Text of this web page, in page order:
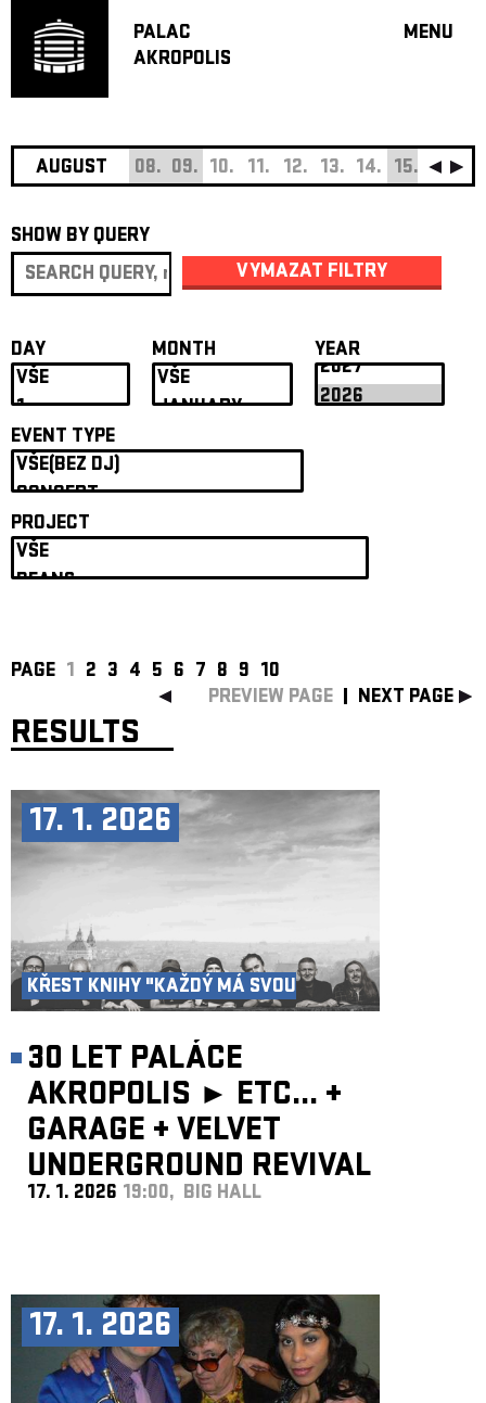
PALAC
AKROPOLIS
MENU
JAZZ
THEATRE
OFF
ABOUT
PROJECTS
AUGUST 08. 09. 10. 11. 12. 13. 14. 15. 16.
SHOW BY QUERY
VYMAZAT FILTRY
DAY MONTH YEAR
EVENT TYPE
PROJECT
PAGE 1 2 3 4 5 6 7 8 9 10
PREVIEW PAGE
NEXT PAGE
RESULTS
17. 1. 2026
KŘEST KNIHY "KAŽDÝ MÁ SVOU
30 LET PALÁCE
AKROPOLIS ► ETC... +
GARAGE + VELVET
UNDERGROUND REVIVAL
BAND
17. 1. 2026 19:00, BIG HALL
17. 1. 2026